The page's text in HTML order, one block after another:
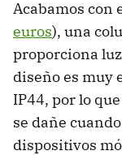
Acabamos con
euros), una
proporciona
diseño es muy
IP44, por lo
se dañe
dispositivos